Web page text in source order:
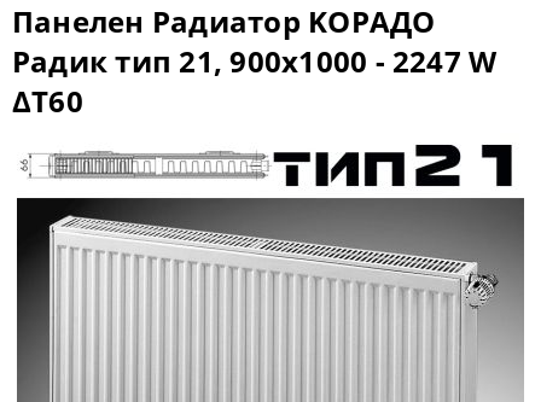
Панелен Радиатор KОРАДО
Радик тип 21, 900x1000 - 2247 W
ΔT60